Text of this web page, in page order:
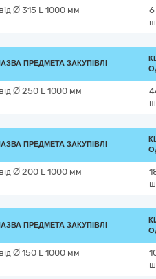
Ø 315 L 1000 мм
6
ПРЕДМЕТА ЗАКУПІВЛІ
Ø 250 L 1000 мм
ПРЕДМЕТА ЗАКУПІВЛІ
Ø 200 L 1000 мм
ПРЕДМЕТА ЗАКУПІВЛІ
Ø 150 L 1000 мм